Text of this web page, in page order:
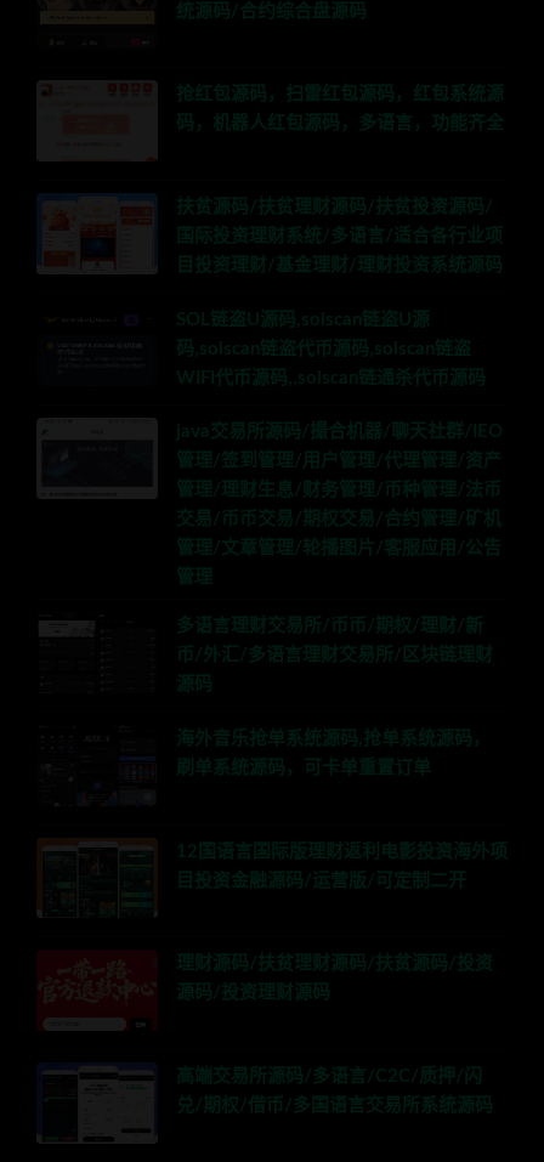
统源码/合约综合盘源码
抢红包源码，扫雷红包源码，红包系统源
码，机器人红包源码，多语言，功能齐全
扶贫源码/扶贫理财源码/扶贫投资源码/
国际投资理财系统/多语言/适合各行业项
目投资理财/基金理财/理财投资系统源码
SOL链盗U源码,solscan链盗U源
码,solscan链盗代币源码,solscan链盗
WIFI代币源码,,solscan链通杀代币源码
java交易所源码/撮合机器/聊天社群/IEO
管理/签到管理/用户管理/代理管理/资产
管理/理财生息/财务管理/币种管理/法币
交易/币币交易/期权交易/合约管理/矿机
管理/文章管理/轮播图片/客服应用/公告
管理
多语言理财交易所/币币/期权/理财/新
币/外汇/多语言理财交易所/区块链理财
源码
海外音乐抢单系统源码,抢单系统源码，
刷单系统源码，可卡单重置订单
12国语言国际版理财返利电影投资海外项
目投资金融源码/运营版/可定制二开
理财源码/扶贫理财源码/扶贫源码/投资
源码/投资理财源码
高端交易所源码/多语言/C2C/质押/闪
兑/期权/借币/多国语言交易所系统源码